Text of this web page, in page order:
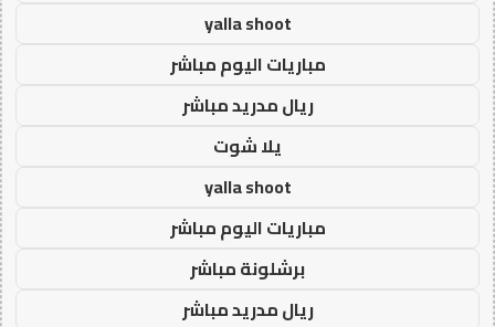
yalla shoot
مباريات اليوم مباشر
ريال مدريد مباشر
يلا شوت
yalla shoot
مباريات اليوم مباشر
برشلونة مباشر
ريال مدريد مباشر